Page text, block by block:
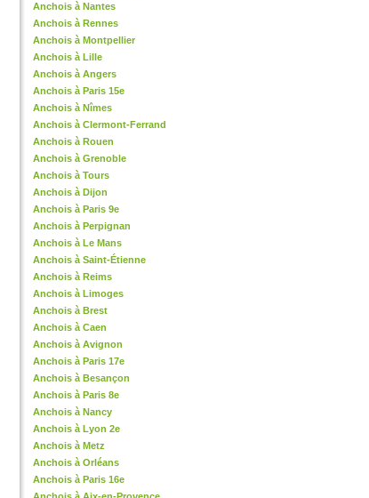
Anchois à Nantes
Anchois à Rennes
Anchois à Montpellier
Anchois à Lille
Anchois à Angers
Anchois à Paris 15e
Anchois à Nîmes
Anchois à Clermont-Ferrand
Anchois à Rouen
Anchois à Grenoble
Anchois à Tours
Anchois à Dijon
Anchois à Paris 9e
Anchois à Perpignan
Anchois à Le Mans
Anchois à Saint-Étienne
Anchois à Reims
Anchois à Limoges
Anchois à Brest
Anchois à Caen
Anchois à Avignon
Anchois à Paris 17e
Anchois à Besançon
Anchois à Paris 8e
Anchois à Nancy
Anchois à Lyon 2e
Anchois à Metz
Anchois à Orléans
Anchois à Paris 16e